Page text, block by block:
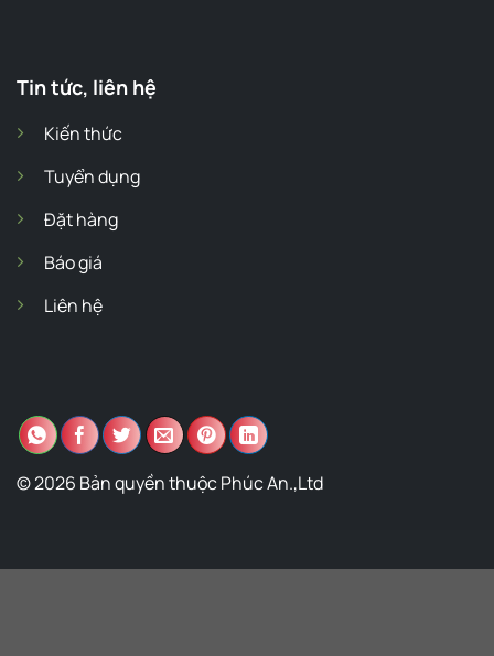
Tin tức, liên hệ
Kiến thức
Tuyển dụng
Đặt hàng
Báo giá
Liên hệ
© 2026 Bản quyền thuộc Phúc An.,Ltd